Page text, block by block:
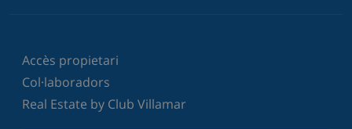
Accès propietari
Col·laboradors
Real Estate by Club Villamar